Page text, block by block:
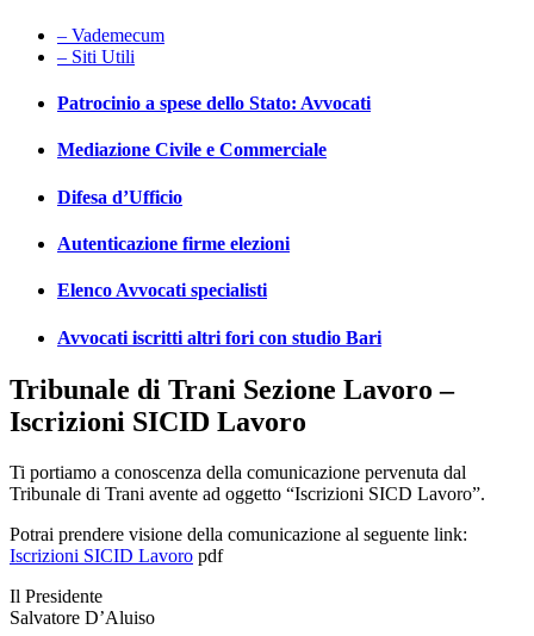
– Vademecum
– Siti Utili
Patrocinio a spese dello Stato: Avvocati
Mediazione Civile e Commerciale
Difesa d’Ufficio
Autenticazione firme elezioni
Elenco Avvocati specialisti
Avvocati iscritti altri fori con studio Bari
Tribunale di Trani Sezione Lavoro –
Iscrizioni SICID Lavoro
Ti portiamo a conoscenza della comunicazione pervenuta dal
Tribunale di Trani avente ad oggetto “Iscrizioni SICD Lavoro”.
Potrai prendere visione della comunicazione al seguente link:
Iscrizioni SICID Lavoro pdf
Il Presidente
Salvatore D’Aluiso